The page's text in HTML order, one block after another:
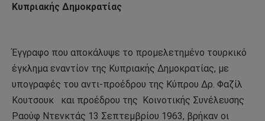
Κυπριακής Δημοκρατίας
Έγγραφο που αποκάλυψε το προμελετημένο τουρκικό
έγκλημα εναντίον της Κυπριακής Δημοκρατίας, με
υπογραφές του αντι-προέδρου της Κύπρου Δρ. Φαζίλ
Κουτσουκ
και προέδρου της Κοινοτικής Συνέλευσης
Ραούφ Ντενκτάς 13 Σεπτεμβρίου 1963, βρήκαν οι